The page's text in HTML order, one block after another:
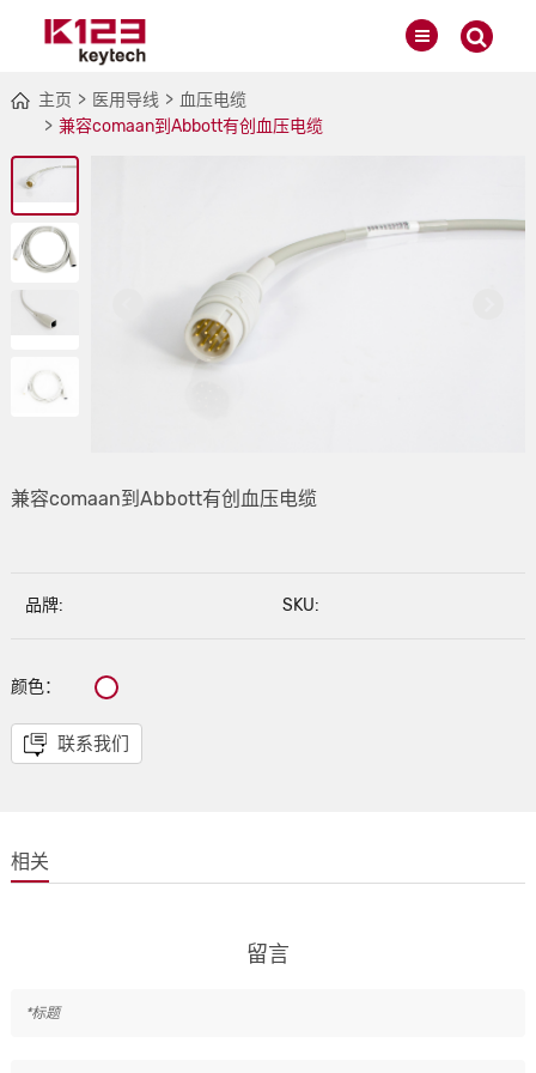
主页 医用导线
血压电缆
兼容comaan到Abbott有创血压电缆
兼容comaan到Abbott有创血压电缆
品牌: SKU:
颜色：
联系我们
相关
留言